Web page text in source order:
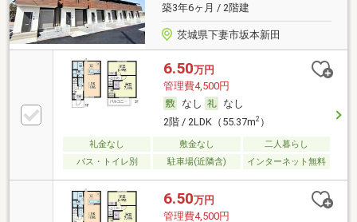
築3年6ヶ月 / 2階建
茨城県下妻市坂本新田
6.50万円
管理費4,500円
なし
なし
2階 / 2LDK（55.37m2）
礼金なし 敷金なし
二人暮らし
バス・トイレ別
駐車場(近隣含) インターネット無料
6.50万円
管理費4,500円